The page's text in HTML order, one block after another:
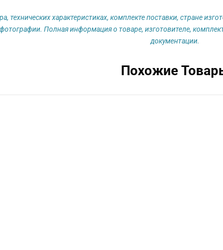
технических характеристиках, комплекте поставки, стране
Полная информация о товаре, изготовителе,
документации.
Похожие